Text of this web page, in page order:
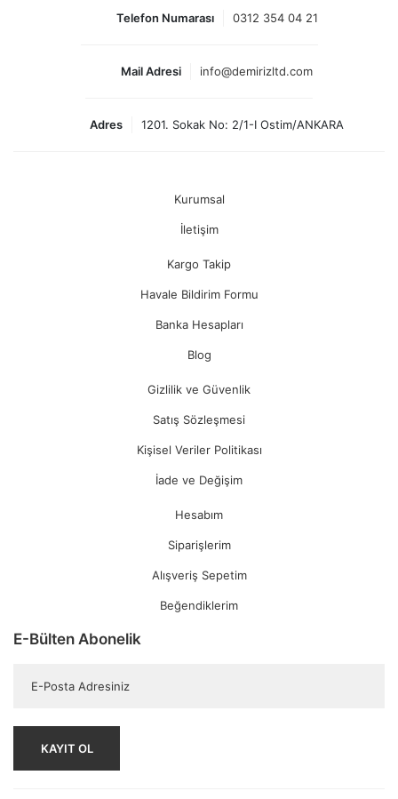
Telefon Numarası 0312 354 04 21
Mail Adresi info@demirizltd.com
Adres 1201. Sokak No: 2/1-I Ostim/ANKARA
Kurumsal
İletişim
Kargo Takip
Havale Bildirim Formu
Banka Hesapları
Blog
Gizlilik ve Güvenlik
Satış Sözleşmesi
Kişisel Veriler Politikası
İade ve Değişim
Hesabım
Siparişlerim
Alışveriş Sepetim
Beğendiklerim
E-Bülten Abonelik
KAYIT OL